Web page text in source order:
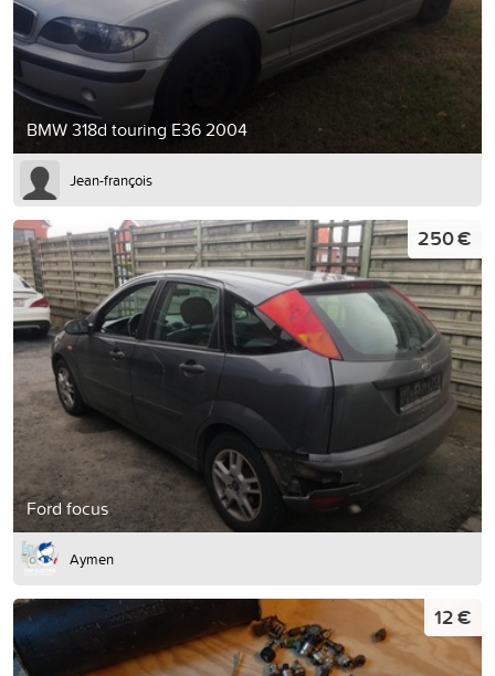
BMW 318d touring E36 2004
Jean-françois
Ford focus
250 €
Aymen
12 €